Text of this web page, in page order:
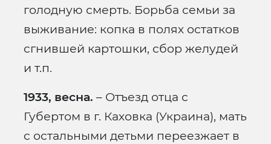
голодную смерть. Борьба семьи за
выживание: копка в полях остатков
сгнившей картошки, сбор желудей
и т.п.
1933, весна. – Отъезд отца с
Губертом в г. Каховка (Украина), мать
с остальными детьми переезжает в